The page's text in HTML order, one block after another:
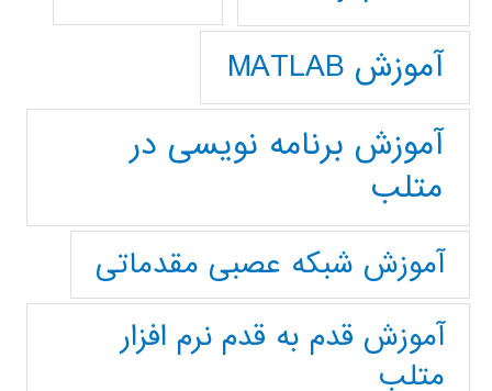
آموزش MATLAB
آموزش برنامه نویسی در
متلب
آموزش شبکه عصبی مقدماتی
آموزش قدم به قدم نرم افزار
متلب